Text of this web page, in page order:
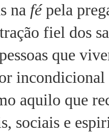
na fépela
fiel dos
que
aquilo que
sociais e